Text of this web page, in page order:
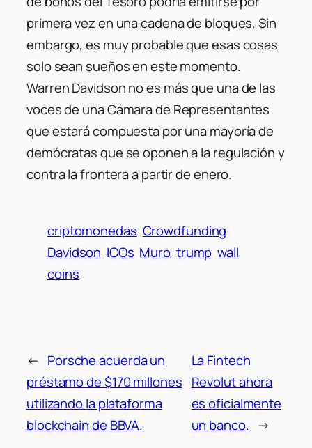
primera vez en una cadena de bloques. Sin
embargo, es muy probable que esas cosas
solo sean sueños en este momento.
Warren Davidson no es más que una de las
voces de una Cámara de Representantes
que estará compuesta por una mayoría de
demócratas que se oponen a la regulación y
contra la frontera a partir de enero.
criptomonedas Crowdfunding
Davidson ICOs Muro trump wall
coins
← Porsche acuerda un
préstamo de $170 millones
utilizando la plataforma
blockchain de BBVA.
La Fintech
Revolut ahora
es oficialmente
un banco. →